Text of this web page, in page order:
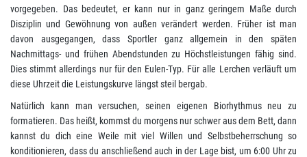
vorgegeben. Das bedeutet, er kann nur in ganz geringem Maße durch
Disziplin und Gewöhnung von außen verändert werden. Früher ist man
davon ausgegangen, dass Sportler ganz allgemein in den späten
Nachmittags- und frühen Abendstunden zu Höchstleistungen fähig sind.
Dies stimmt allerdings nur für den Eulen-Typ. Für alle Lerchen verläuft um
diese Uhrzeit die Leistungskurve längst steil bergab.
Natürlich kann man versuchen, seinen eigenen Biorhythmus neu zu
formatieren. Das heißt, kommst du morgens nur schwer aus dem Bett, dann
kannst du dich eine Weile mit viel Willen und Selbstbeherrschung so
konditionieren, dass du anschließend auch in der Lage bist, um 6:00 Uhr zu